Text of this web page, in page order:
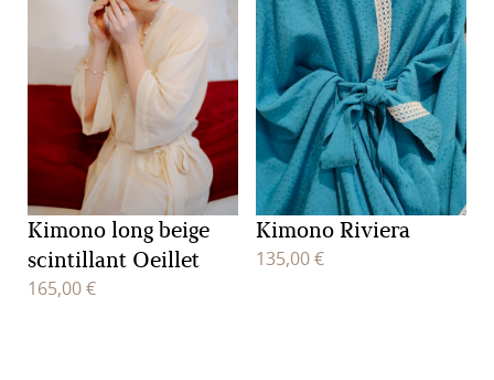
Kimono long beige
scintillant Oeillet
165,00 €
Kimono Riviera
135,00 €